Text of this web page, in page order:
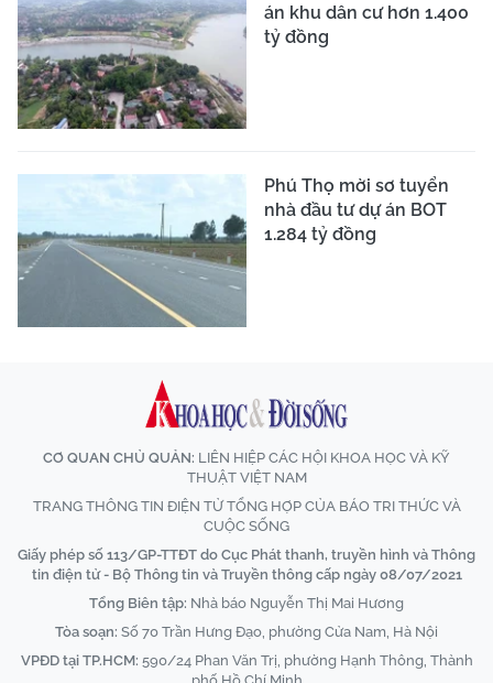
án khu dân cư hơn 1.400
tỷ đồng
Phú Thọ mời sơ tuyển
nhà đầu tư dự án BOT
1.284 tỷ đồng
CƠ QUAN CHỦ QUẢN: LIÊN HIỆP CÁC HỘI KHOA HỌC VÀ KỸ
THUẬT VIỆT NAM
TRANG THÔNG TIN ĐIỆN TỬ TỔNG HỢP CỦA BÁO TRI THỨC VÀ
CUỘC SỐNG
Giấy phép số 113/GP-TTĐT do Cục Phát thanh, truyền hình và Thông
tin điện tử - Bộ Thông tin và Truyền thông cấp ngày 08/07/2021
Tổng Biên tập: Nhà báo Nguyễn Thị Mai Hương
Tòa soạn: Số 70 Trần Hưng Đạo, phường Cửa Nam, Hà Nội
VPĐD tại TP.HCM: 590/24 Phan Văn Trị, phường Hạnh Thông, Thành